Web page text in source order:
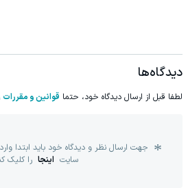
دیدگاه‌ها
لطفا قبل از ارسال دیدگاه خود، حتما قوانین و مقررات
جهت ارسال نظر و دیدگاه خود باید ابتدا
سایت اینجا را کلیک